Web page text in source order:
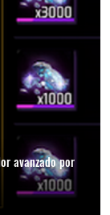
avanzado por